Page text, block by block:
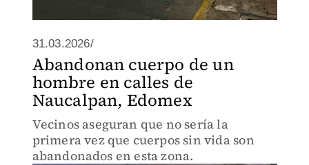
31.03.2026/
Abandonan cuerpo de un
hombre en calles de
Naucalpan, Edomex
Vecinos aseguran que no sería la
primera vez que cuerpos sin vida son
abandonados en esta zona.